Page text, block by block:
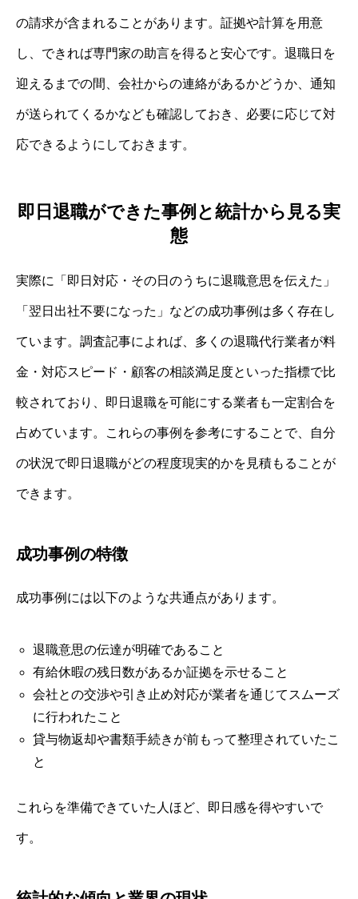
の請求が含まれることがあります。証拠や計算を用意
し、できれば専門家の助言を得ると安心です。退職日を
迎えるまでの間、会社からの連絡があるかどうか、通知
が送られてくるかなども確認しておき、必要に応じて対
応できるようにしておきます。
即日退職ができた事例と統計から見る実
態
実際に「即日対応・その日のうちに退職意思を伝えた」
「翌日出社不要になった」などの成功事例は多く存在し
ています。調査記事によれば、多くの退職代行業者が料
金・対応スピード・顧客の相談満足度といった指標で比
較されており、即日退職を可能にする業者も一定割合を
占めています。これらの事例を参考にすることで、自分
の状況で即日退職がどの程度現実的かを見積もることが
できます。
成功事例の特徴
成功事例には以下のような共通点があります。
退職意思の伝達が明確であること
有給休暇の残日数があるか証拠を示せること
会社との交渉や引き止め対応が業者を通じてスムーズ
に行われたこと
貸与物返却や書類手続きが前もって整理されていたこ
と
これらを準備できていた人ほど、即日感を得やすいで
す。